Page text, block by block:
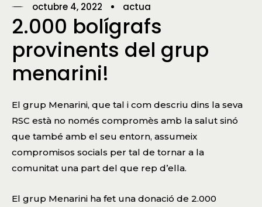
octubre 4, 2022 actua
2.000 bolígrafs
provinents del grup
menarini!
El grup Menarini, que tal i com descriu dins la seva
RSC està no només compromès amb la salut sinó
que també amb el seu entorn, assumeix
compromisos socials per tal de tornar a la
comunitat una part del que rep d’ella.
El grup Menarini ha fet una donació de 2.000